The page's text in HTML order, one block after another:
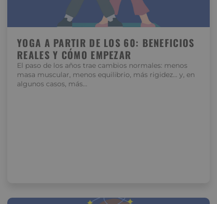
YOGA A PARTIR DE LOS 60: BENEFICIOS
REALES Y CÓMO EMPEZAR
El paso de los años trae cambios normales: menos
masa muscular, menos equilibrio, más rigidez… y, en
algunos casos, más…